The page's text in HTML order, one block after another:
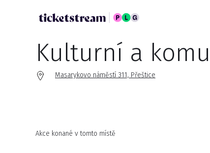
Kulturní a
Masarykovo náměstí 311, Přeštice
Akce konané v tomto místě